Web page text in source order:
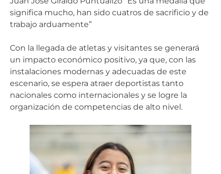
significa mucho, han sido cuatros de sacrificio y de
trabajo arduamente”
Con la llegada de atletas y visitantes se generará
un impacto económico positivo, ya que, con las
instalaciones modernas y adecuadas de este
escenario, se espera atraer deportistas tanto
nacionales como internacionales y se logre la
organización de competencias de alto nivel.